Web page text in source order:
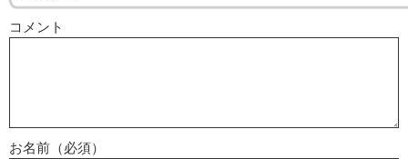
コメント
お名前（必須）